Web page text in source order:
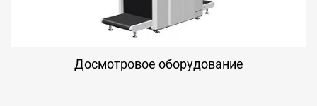
Досмотровое оборудование